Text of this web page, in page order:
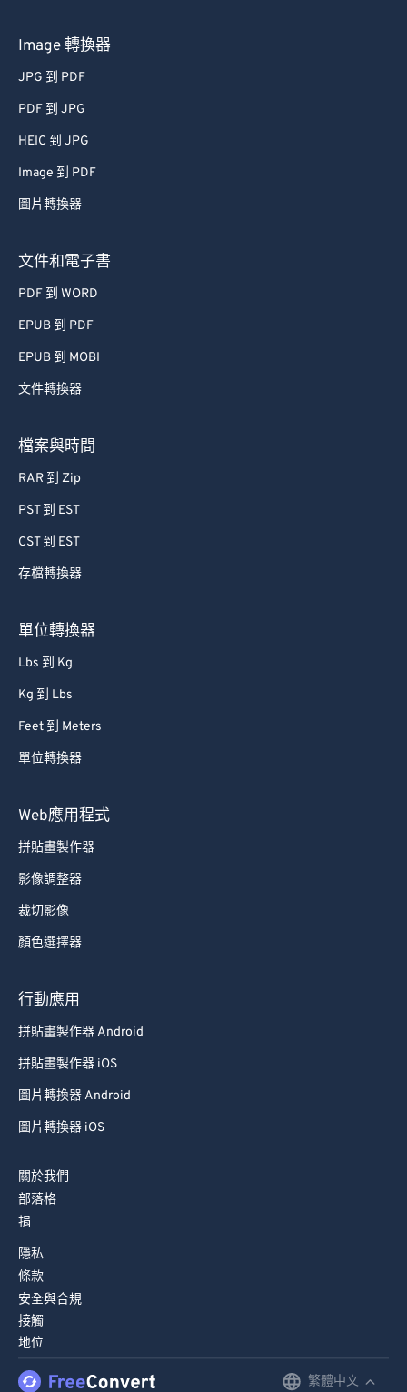
Image 轉換器
JPG 到 PDF
PDF 到 JPG
HEIC 到 JPG
Image 到 PDF
圖片轉換器
文件和電子書
PDF 到 WORD
EPUB 到 PDF
EPUB 到 MOBI
文件轉換器
檔案與時間
RAR 到 Zip
PST 到 EST
CST 到 EST
存檔轉換器
單位轉換器
Lbs 到 Kg
Kg 到 Lbs
Feet 到 Meters
單位轉換器
Web應用程式
拼貼畫製作器
影像調整器
裁切影像
顏色選擇器
行動應用
拼貼畫製作器 Android
拼貼畫製作器 iOS
圖片轉換器 Android
圖片轉換器 iOS
關於我們
部落格
捐
隱私
條款
安全與合規
接觸
地位
繁體中文